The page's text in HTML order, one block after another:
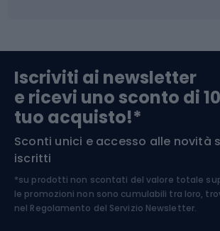
Abbigliamento da escursionismo
Componenti per biciclette
Arrampicata
Medicina dello sport
Abbigliamento ciclistico
Iscriviti ai newsletter
e ricevi uno sconto di
tuo acquisto!*
Sconti unici e accesso alle novità
iscritti
*su prodotti non scontati del valore totale
le promozioni non sono cumulabili tra loro,
nel Regolamento del Servizio Newsletter.